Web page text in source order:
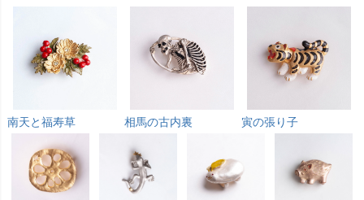
南天と福寿草 相馬の古内裏 寅の張り子